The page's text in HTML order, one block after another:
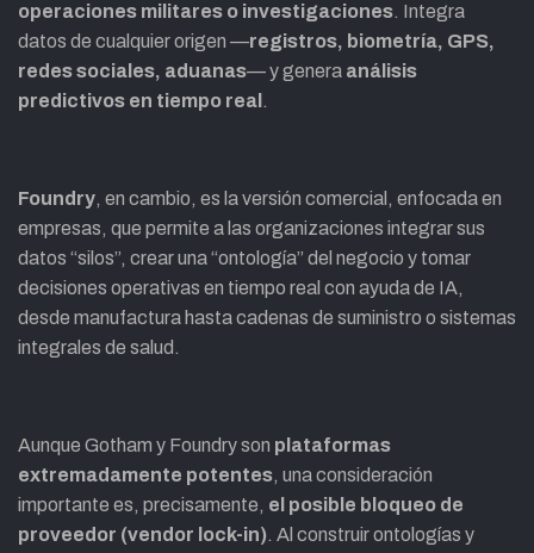
operaciones militares o investigaciones. Integra
datos de cualquier origen —registros, biometría, GPS,
redes sociales, aduanas— y genera análisis
predictivos en tiempo real .
Foundry, en cambio, es la versión comercial, enfocada en
empresas, que permite a las organizaciones integrar sus
datos “silos”, crear una “ontología” del negocio y tomar
decisiones operativas en tiempo real con ayuda de IA,
desde manufactura hasta cadenas de suministro o sistemas
integrales de salud.
Aunque Gotham y Foundry son plataformas
extremadamente potentes, una consideración
importante es, precisamente, el posible bloqueo de
proveedor (vendor lock-in). Al construir ontologías y